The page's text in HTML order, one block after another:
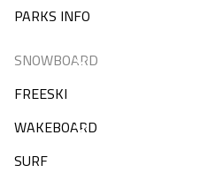
PARKS INFO
SNOWBOARD
FREESKI
WAKEBOARD
SURF